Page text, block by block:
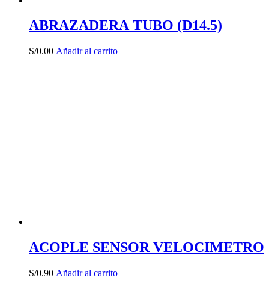
ABRAZADERA TUBO (D14.5)
S/0.00 Añadir al carrito
ACOPLE SENSOR VELOCIMETRO
S/0.90 Añadir al carrito